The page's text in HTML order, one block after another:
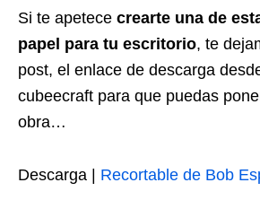
Si te apetece crearte una de
papel para tu escritorio, te
post, el enlace de descarga
cubeecraft para que puedas
obra…
Descarga | Recortable de Bob